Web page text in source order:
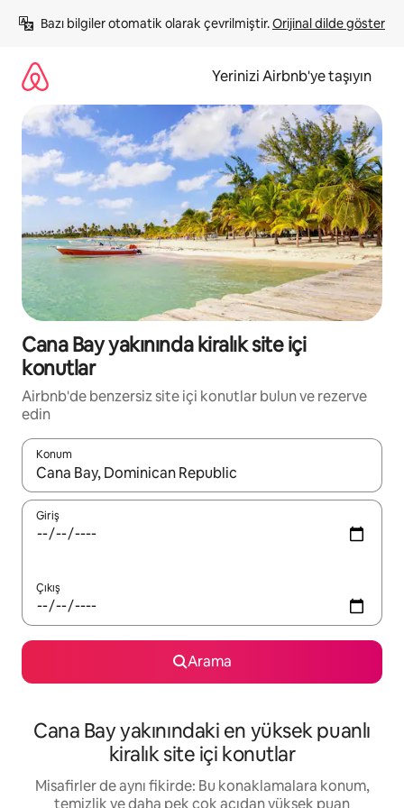
atla
Bazı bilgiler otomatik olarak çevrilmiştir. Orijinal dilde göster
Yerinizi Airbnb'ye taşıyın
Cana Bay yakınında kiralık site içi
konutlar
Airbnb'de benzersiz site içi konutlar bulun ve rezerve
edin
Konum
Sonuçlar kullanılabilir olduğunda yukarı ve aşağı oklarıyla
Giriş
Çıkış
Arama
Cana Bay yakınındaki en yüksek puanlı
kiralık site içi konutlar
Misafirler de aynı fikirde: Bu konaklamalara konum,
temizlik ve daha pek çok açıdan yüksek puan